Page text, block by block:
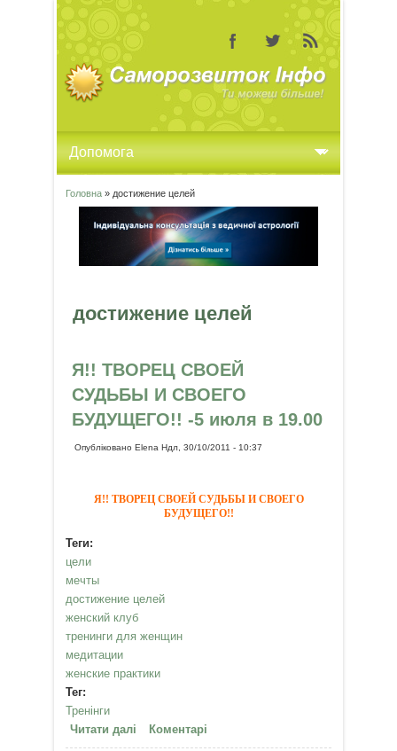
Ви є тут
Головна» достижение целей
достижение целей
Я!! ТВОРЕЦ СВОЕЙ
СУДЬБЫ И СВОЕГО
БУДУЩЕГО!! -5 июля в 19.00
ОпублікованоElena Ндл, 30/10/2011 - 10:37
Я!! ТВОРЕЦ СВОЕЙ СУДЬБЫ И СВОЕГО
БУДУЩЕГО!!
Теги:
цели
мечты
достижение целей
женский клуб
тренинги для женщин
медитации
женские практики
Тег:
Тренінги
Читати далі про Я!! ТВОРЕЦ СВОЕЙ СУДЬБЫ
И СВОЕГО БУДУЩЕГО!! -5 июля в
Коментарі